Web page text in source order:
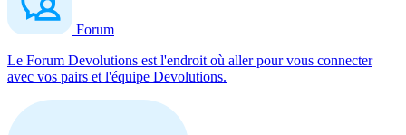
Forum
Le Forum Devolutions est l'endroit où aller pour vous connecter
avec vos pairs et l'équipe Devolutions.